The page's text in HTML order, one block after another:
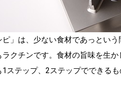
ピ」は、少ない食材であっとい
クチンです。食材の旨味を生
1ステップ、2ステップでできる